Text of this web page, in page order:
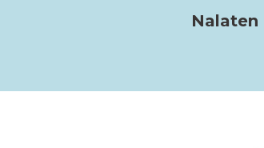
Nalaten